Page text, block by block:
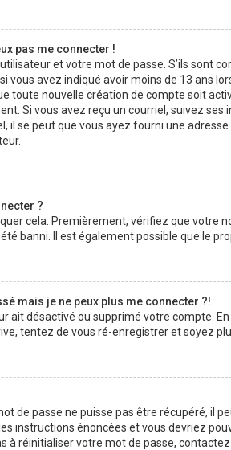
pas me connecter !
et votre mot de passe. S’ils sont
vous avez indiqué avoir moins de 13 ans
toute nouvelle création de compte soit
Si vous avez reçu un courriel, suivez ses
il se peut que vous ayez fourni une
?
cela. Premièrement, vérifiez que votre
banni. Il est également possible que le
mais je ne peux plus me connecter ?!
ait désactivé ou supprimé votre compte.
tentez de vous ré-enregistrer et soyez
de passe ne puisse pas être récupéré, il
instructions énoncées et vous devriez
à réinitialiser votre mot de passe,